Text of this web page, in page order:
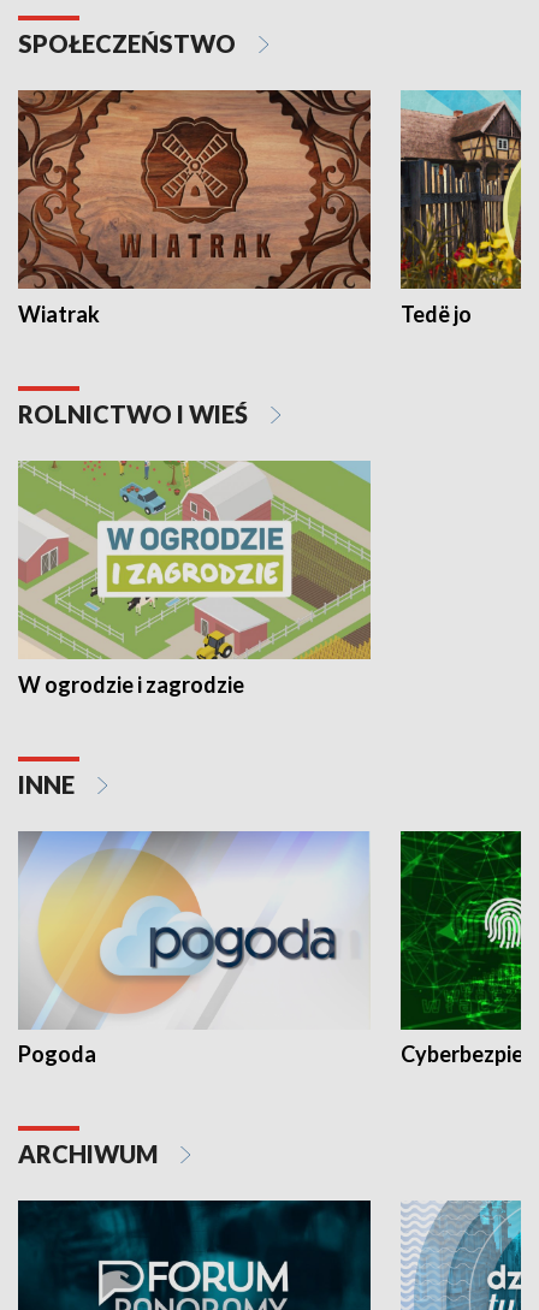
SPOŁECZEŃSTWO
Wiatrak Tedë jo
ROLNICTWO I WIEŚ
W ogrodzie i zagrodzie
INNE
Pogoda
ARCHIWUM